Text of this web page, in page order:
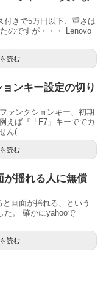
付きで5万円以下、重さは
のですが・・・ Lenovo
読む
ンキー設定の切り
ァンクションキー、初期
えば『「F7」キーででカ
ん(...
読む
揺れる人に無償
画面が揺れる、という
た。 確かにyahooで
読む